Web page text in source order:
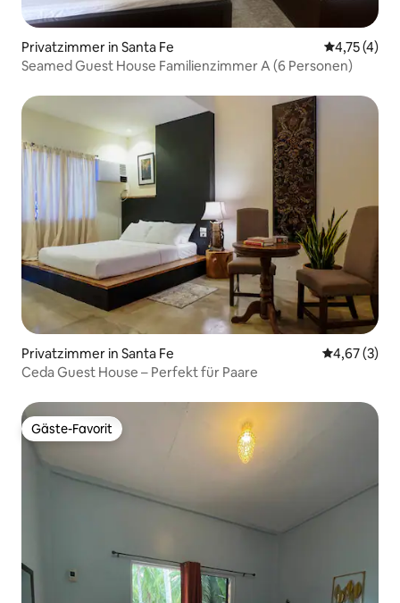
Privatzimmer in Santa Fe
4,75 (4)
Seamed Guest House Familienzimmer A (6 Personen)
Privatzimmer in Santa Fe
4,67 (3)
Ceda Guest House – Perfekt für Paare
Gäste-Favorit
Gäste-Favorit